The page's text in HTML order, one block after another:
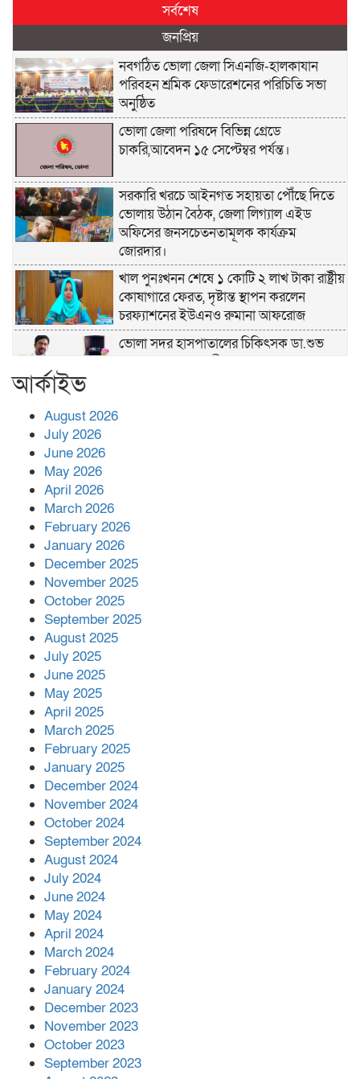
সর্বশেষ
জনপ্রিয়
নবগঠিত ভোলা জেলা সিএনজি-হালকাযান
পরিবহন শ্রমিক ফেডারেশনের পরিচিতি সভা
অনুষ্ঠিত
ভোলা জেলা পরিষদে বিভিন্ন গ্রেডে
চাকরি,আবেদন ১৫ সেপ্টেম্বর পর্যন্ত।
সরকারি খরচে আইনগত সহায়তা পৌঁছে দিতে
ভোলায় উঠান বৈঠক, জেলা লিগ্যাল এইড
অফিসের জনসচেতনতামূলক কার্যক্রম
জোরদার।
খাল পুনঃখনন শেষে ১ কোটি ২ লাখ টাকা রাষ্ট্রীয়
কোষাগারে ফেরত, দৃষ্টান্ত স্থাপন করলেন
চরফ্যাশনের ইউএনও রুমানা আফরোজ
ভোলা সদর হাসপাতালের চিকিৎসক ডা.শুভ
‘জ্বিন হাজিরে স্বর্ণ দ্বিগুণ’— প্রতারণার ফাঁদে ১৭
নারী,দুলারহাটে চক্রের ৪ সদস্য গ্রেফতার।
৩০ জুলাই একযোগে এসএসসির ফল প্রকাশ।
আর্কাইভ
August 2026
July 2026
June 2026
May 2026
April 2026
March 2026
February 2026
January 2026
December 2025
November 2025
October 2025
September 2025
August 2025
July 2025
June 2025
May 2025
April 2025
March 2025
February 2025
January 2025
December 2024
November 2024
October 2024
September 2024
August 2024
July 2024
June 2024
May 2024
April 2024
March 2024
February 2024
January 2024
December 2023
November 2023
October 2023
September 2023